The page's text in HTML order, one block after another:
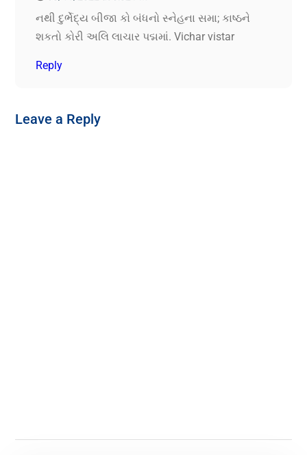
નથી દુર્ભેદ્ય બીજા કો બંધનો સ્નેહના સમા; કાષ્ઠને
શકતો કોરી અલિ લાચાર પદ્મમાં. Vichar vistar
Reply
Leave a Reply